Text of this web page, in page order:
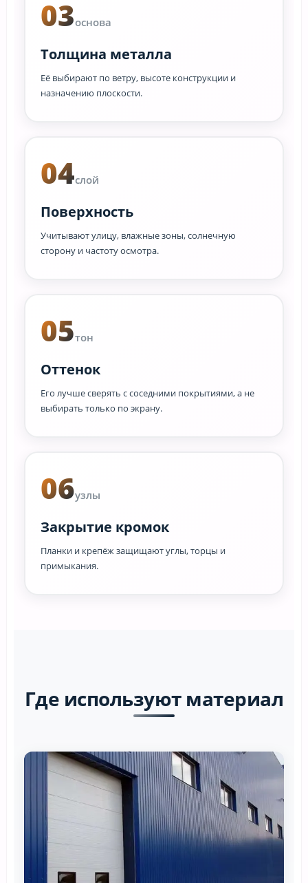
03основа
Толщина металла
Её выбирают по ветру, высоте конструкции и
назначению плоскости.
04слой
Поверхность
Учитывают улицу, влажные зоны, солнечную
сторону и частоту осмотра.
05тон
Оттенок
Его лучше сверять с соседними покрытиями, а не
выбирать только по экрану.
06узлы
Закрытие кромок
Планки и крепёж защищают углы, торцы и
примыкания.
Где используют материал